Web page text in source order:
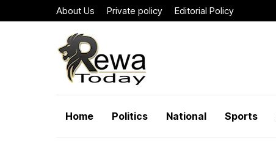
About Us Private policy Editorial Policy
Home Politics National Sports